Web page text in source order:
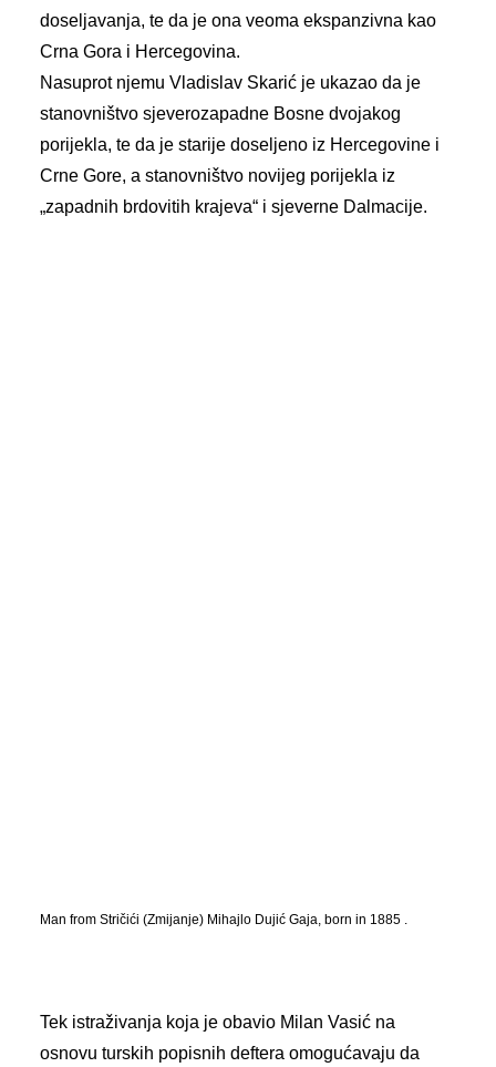
doseljavanja, te da je ona veoma ekspanzivna kao
Crna Gora i Hercegovina.
Nasuprot njemu Vladislav Skarić je ukazao da je
stanovništvo sjeverozapadne Bosne dvojakog
porijekla, te da je starije doseljeno iz Hercegovine i
Crne Gore, a stanovništvo novijeg porijekla iz
„zapadnih brdovitih krajeva“ i sjeverne Dalmacije.
Man from Stričići (Zmijanje) Mihajlo Dujić Gaja, born in 1885 .
Tek istraživanja koja je obavio Milan Vasić na
osnovu turskih popisnih deftera omogućavaju da